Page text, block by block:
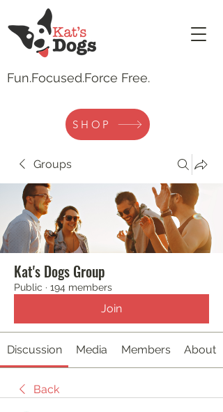
Fun.Focused.Force Free.
SHOP
Groups
Kat's Dogs Group
Public · 194 members
Join
Discussion Media Members About
Back